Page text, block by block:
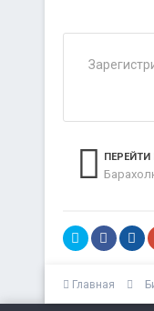
ПЕРЕЙТИ
Главная